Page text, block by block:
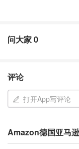
问大家0
评论
打开App写评论
Amazon德国亚马逊